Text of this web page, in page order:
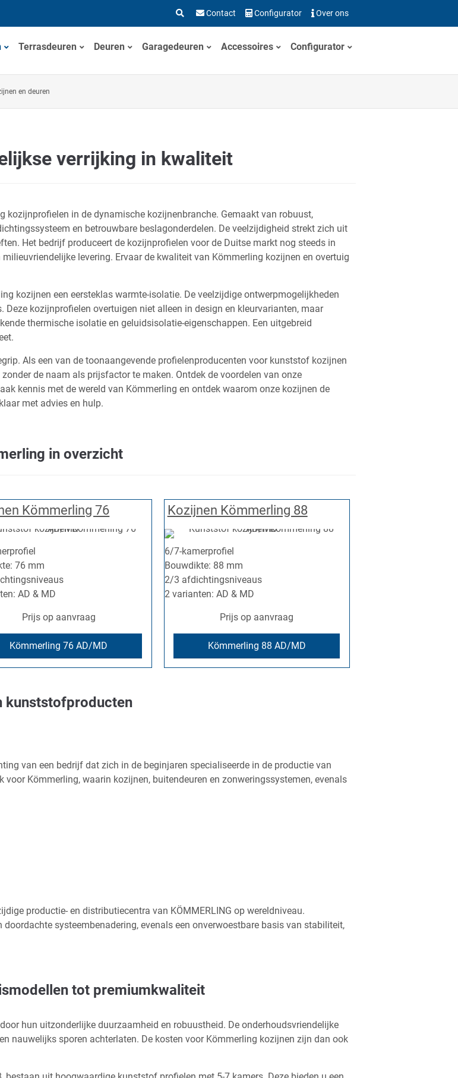
Contact Configurator Over ons
Terrasdeuren Deuren Garagedeuren Accessoires Configurator
en deuren
verrijking in kwaliteit
kozijnprofielen in de dynamische kozijnenbranche. Gemaakt van robuust,
en betrouwbare beslagonderdelen. De veelzijdigheid strekt zich uit
Het bedrijf produceert de kozijnprofielen voor de Duitse markt nog steeds in
levering. Ervaar de kwaliteit van Kömmerling kozijnen en overtuig
kozijnen een eersteklas warmte-isolatie. De veelzijdige ontwerpmogelijkheden
Deze kozijnprofielen overtuigen niet alleen in design en kleurvarianten, maar
thermische isolatie en geluidsisolatie-eigenschappen. Een uitgebreid
Als een van de toonaangevende profielenproducenten voor kunststof kozijnen
de naam als prijsfactor te maken. Ontdek de voordelen van onze
kennis met de wereld van Kömmerling en ontdek waarom onze kozijnen de
met advies en hulp.
in overzicht
Kömmerling 76
76 mm
AD & MD
Prijs op aanvraag
Kömmerling 76 AD/MD
Kozijnen Kömmerling 88
6/7-kamerprofiel
Bouwdikte: 88 mm
2/3 afdichtingsniveaus
2 varianten: AD & MD
Prijs op aanvraag
Kömmerling 88 AD/MD
kunststofproducten
van een bedrijf dat zich in de beginjaren specialiseerde in de productie van
Kömmerling, waarin kozijnen, buitendeuren en zonweringssystemen, evenals
productie- en distributiecentra van KÖMMERLING op wereldniveau.
systeembenadering, evenals een onverwoestbare basis van stabiliteit,
tot premiumkwaliteit
hun uitzonderlijke duurzaamheid en robuustheid. De onderhoudsvriendelijke
nauwelijks sporen achterlaten. De kosten voor Kömmerling kozijnen zijn dan ook